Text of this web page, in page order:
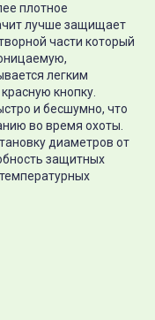
плотное
лучше защищает
части который
легким
кнопку.
и бесшумно, что
во время охоты.
диаметров от
защитных